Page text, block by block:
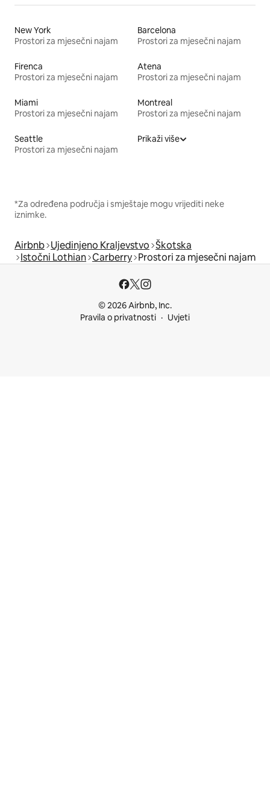
New York
Prostori za mjesečni najam
Barcelona
Prostori za mjesečni najam
Firenca
Prostori za mjesečni najam
Atena
Prostori za mjesečni najam
Miami
Prostori za mjesečni najam
Montreal
Prostori za mjesečni najam
Seattle
Prostori za mjesečni najam
Prikaži više
*Za određena područja i smještaje mogu vrijediti neke
iznimke.
Airbnb Ujedinjeno Kraljevstvo Škotska
Istočni Lothian Carberry Prostori za mjesečni najam
© 2026 Airbnb, Inc.
Pravila o privatnosti
Uvjeti